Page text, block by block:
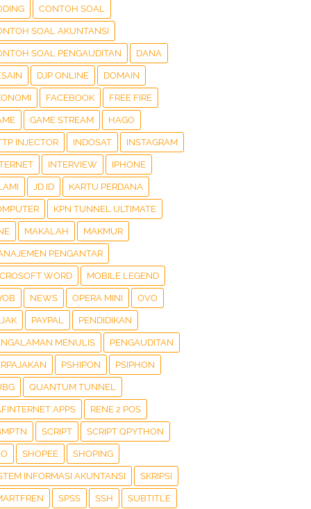
CONTOH SOAL
SOAL AKUNTANSI
SOAL PENGAUDITAN DANA
DJP ONLINE DOMAIN
FACEBOOK FREE FIRE
GAME STREAM HAGO
INJECTOR INDOSAT INSTAGRAM
INTERVIEW IPHONE
JD ID KARTU PERDANA
KPN TUNNEL ULTIMATE
MAKALAH MAKMUR
PENGANTAR
WORD MOBILE LEGEND
NEWS OPERA MINI OVO
PAYPAL PENDIDIKAN
MENULIS PENGAUDITAN
PSHIPON PSIPHON
QUANTUM TUNNEL
APPS RENE 2 POS
SCRIPT SCRIPT QPYTHON
SHOPEE SHOPING
INFORMASI AKUNTANSI SKRIPSI
SPSS SSH SUBTITLE